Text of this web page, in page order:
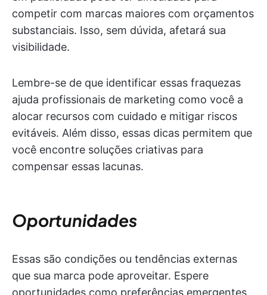
competir com marcas maiores com orçamentos
substanciais. Isso, sem dúvida, afetará sua
visibilidade.
Lembre-se de que identificar essas fraquezas
ajuda profissionais de marketing como você a
alocar recursos com cuidado e mitigar riscos
evitáveis. Além disso, essas dicas permitem que
você encontre soluções criativas para
compensar essas lacunas.
Oportunidades
Essas são condições ou tendências externas
que sua marca pode aproveitar. Espere
oportunidades como preferências emergentes